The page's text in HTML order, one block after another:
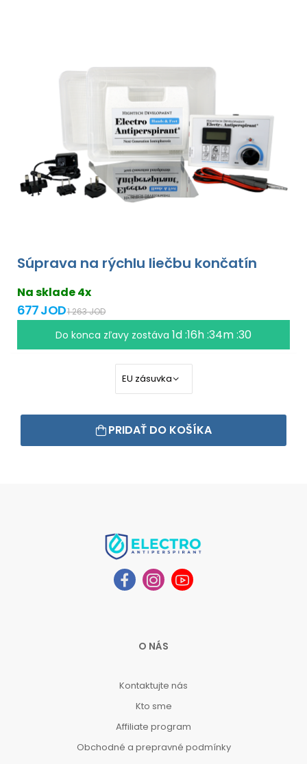
Súprava na rýchlu liečbu končatín
Na sklade 4x
677 JOD1 263 JOD
Do konca zľavy zostáva 1d :16h :34m :30
PRIDAŤ DO KOŠÍKA
O NÁS
Kontaktujte nás
Kto sme
Affiliate program
Obchodné a prepravné podmínky